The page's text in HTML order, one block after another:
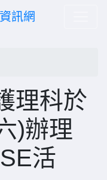
訊網
理科於
)辦理
活